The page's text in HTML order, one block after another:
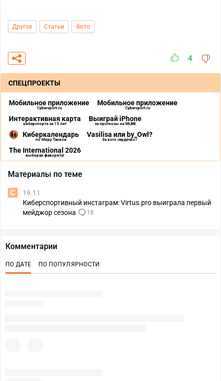
Другое Статьи Фото
4
СПЕЦПРОЕКТЫ
Мобильное приложение
Cybersport.ru
Мобильное приложение
Cybersport.ru
Интерактивная карта
киберспорта за 15 лет
Выиграй iPhone
за прогнозы на MLBB
Киберкалендарь
по Миру Танков
Vasilisa или by_Owl?
За кого сердечко?
The International 2026
выбирай фаворита!
Материалы по теме
19.11
Киберспортивный инстаграм: Virtus.pro выиграла первый
мейджор сезона
18
Комментарии
ПО ДАТЕ ПО ПОПУЛЯРНОСТИ